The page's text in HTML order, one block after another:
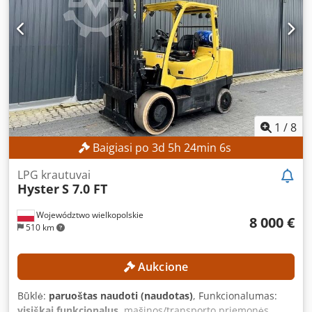
ĮRANGO SPECIFIKACIJOS Stiebo tipas: Simplex ISO klasė: 4
(5 000–10 000 kg) Variklio tipas: vidaus degimo Bendras
aukštis: 3 600 mm ĮRANGA Šoninis poslinkis Šakių
reguliavimo įrenginys Šildytuvas Pilna kabina Išorinis
identifikatorius: SL13276SP
1 /8
Baigiasi po 3d 5h 24min 4s
Województwo wielkopolskie
510 km
LPG krautuvai
HysterS 7.0 FT
8 000 €
Aukcione
Būklė: paruoštas naudoti (naudotas), Funkcionalumas: